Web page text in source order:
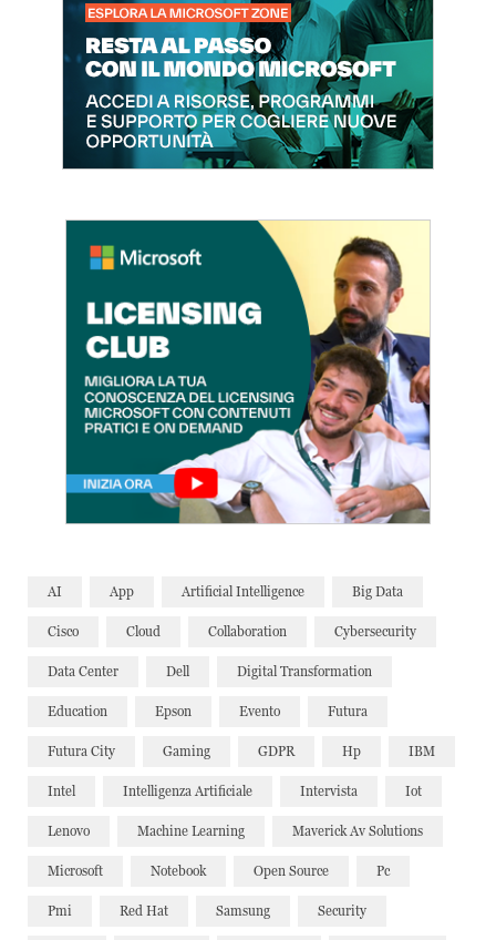
AI App Artificial Intelligence Big Data
Cisco Cloud Collaboration Cybersecurity
Data Center Dell Digital Transformation
Education Epson Evento Futura
Futura City Gaming GDPR Hp IBM
Intel Intelligenza Artificiale Intervista Iot
Lenovo Machine Learning Maverick Av Solutions
Microsoft Notebook Open Source Pc
Pmi Red Hat Samsung Security